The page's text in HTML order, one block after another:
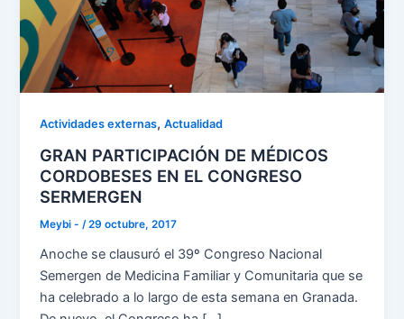
Actividades externas,Actualidad
GRAN PARTICIPACIÓN DE MÉDICOS
CORDOBESES EN EL CONGRESO
SERMERGEN
Meybi -/29 octubre, 2017
Anoche se clausuró el 39º Congreso Nacional
Semergen de Medicina Familiar y Comunitaria que se
ha celebrado a lo largo de esta semana en Granada.